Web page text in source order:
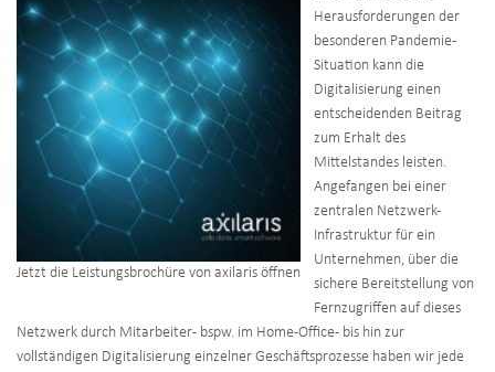
Jetzt die Leistungsbrochüre von axilaris öffnen
Herausforderungen der
besonderen Pandemie-
Situation kann die
Digitalisierung einen
entscheidenden Beitrag
zum Erhalt des
Mittelstandes leisten.
Angefangen bei einer
zentralen Netzwerk-
Infrastruktur für ein
Unternehmen, über die
sichere Bereitstellung von
Fernzugriffen auf dieses
Netzwerk durch Mitarbeiter - bspw. im Home-Office - bis hin zur
vollständigen Digitalisierung einzelner Geschäftsprozesse haben wir jede